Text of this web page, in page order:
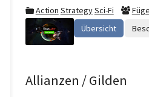
Action StrategySci-Fi
Übersicht
Allianzen / Gilden